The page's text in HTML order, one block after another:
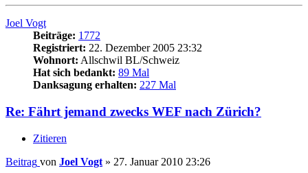
Joel Vogt
Beiträge: 1772
Registriert: 22. Dezember 2005 23:32
Wohnort: Allschwil BL/Schweiz
Hat sich bedankt: 89 Mal
Danksagung erhalten: 227 Mal
Re: Fährt jemand zwecks WEF nach Zürich?
Zitieren
Beitrag von Joel Vogt » 27. Januar 2010 23:26